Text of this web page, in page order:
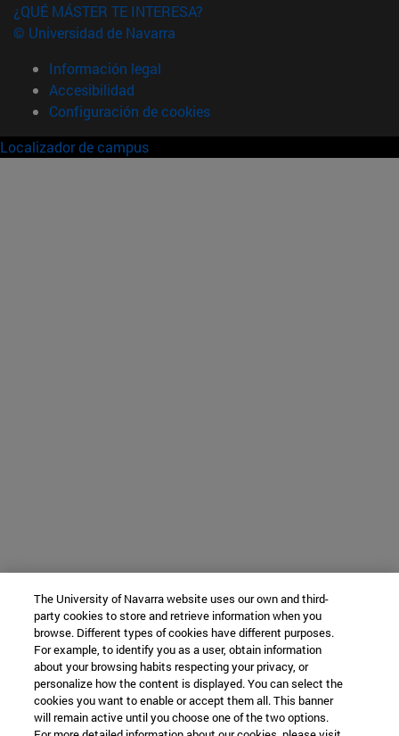
¿QUÉ MÁSTER TE INTERESA?
© Universidad de Navarra
Información legal
Accesibilidad
Configuración de cookies
Localizador de campus
The University of Navarra website uses our own and third-
party cookies to store and retrieve information when you
browse. Different types of cookies have different purposes.
For example, to identify you as a user, obtain information
about your browsing habits respecting your privacy, or
personalize how the content is displayed. You can select the
cookies you want to enable or accept them all. This banner
will remain active until you choose one of the two options.